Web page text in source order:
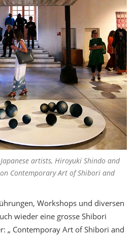
artists, Hiroyuki Shindo and
Contemporary Art of Shibori and
Workshops und diversen
wieder eine grosse Shibori
„ Contemporay Art of Shibori and